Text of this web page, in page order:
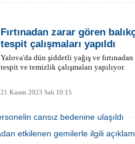
Fırtınadan zarar gören
tespit çalışmaları yapıldı
Yalova'da dün şiddetli yağış ve
tespit ve temizlik çalışmaları yapılıyor.
21 Kasım 2023 Salı 10:15
cansız bedenine ulaşıldı
etkilenen gemilerle ilgili